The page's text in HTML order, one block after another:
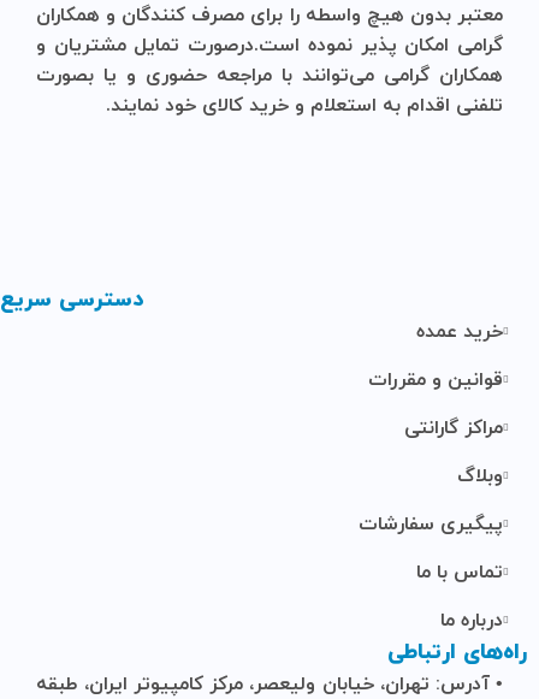
معتبر بدون هیچ واسطه را برای مصرف کنندگان و همکاران
گرامی امکان پذیر نموده است.درصورت تمایل مشتریان و
همکاران گرامی می‌توانند با مراجعه حضوری و یا بصورت
تلفنی اقدام به استعلام و خرید کالای خود نمایند.
دسترسی سریع
خرید عمده
قوانین و مقررات
مراکز گارانتی
وبلاگ
پیگیری سفارشات
تماس با ما
درباره ما
راه‌های ارتباطی
• آدرس: تهران، خیابان ولیعصر، مرکز کامپیوتر ایران، طبقه